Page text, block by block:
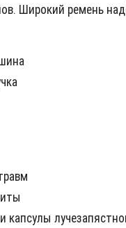
Широкий ремень
капсулы